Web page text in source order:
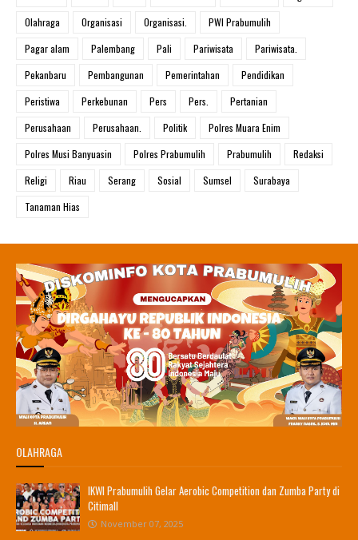
Olahraga
Organisasi Organisasi.
PWI Prabumulih
Pagar alam
Palembang Pali Pariwisata
Pariwisata.
Pekanbaru
Pembangunan Pemerintahan
Pendidikan
Peristiwa
Perkebunan Pers Pers.
Pertanian
Perusahaan
Perusahaan. Politik
Polres Muara Enim
Polres Musi Banyuasin
Polres Prabumulih Prabumulih
Redaksi
Religi
Riau Serang Sosial Sumsel
Surabaya
Tanaman Hias
OLAHRAGA
IKWI Prabumulih Gelar Aerobic Competition dan Zumba Party di
Citimall
November 07, 2025